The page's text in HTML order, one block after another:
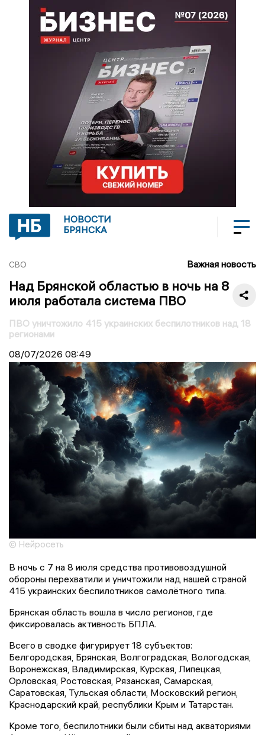
НОВОСТИ
БРЯНСКА
СВО Важная новость
Над Брянской областью в ночь на 8
июля работала система ПВО
ПВО уничтожило 415 украинских беспилотников над 18
регионами
08/07/2026 08:49
© Нейросеть
В ночь с 7 на 8 июля средства противовоздушной
обороны перехватили и уничтожили над нашей страной
415 украинских беспилотников самолётного типа.
Брянская область вошла в число регионов, где
фиксировалась активность БПЛА.
Всего в сводке фигурирует 18 субъектов:
Белгородская, Брянская, Волгоградская, Вологодская,
Воронежская, Владимирская, Курская, Липецкая,
Орловская, Ростовская, Рязанская, Самарская,
Саратовская, Тульская области, Московский регион,
Краснодарский край, республики Крым и Татарстан.
Кроме того, беспилотники были сбиты над акваториями